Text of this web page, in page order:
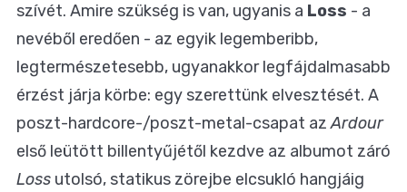
szívét. Amire szükség is van, ugyanis a Loss - a
nevéből eredően - az egyik legemberibb,
legtermészetesebb, ugyanakkor legfájdalmasabb
érzést járja körbe: egy szerettünk elvesztését. A
poszt-hardcore-/poszt-metal-csapat azArdour
első leütött billentyűjétől kezdve az albumot záró
Loss utolsó, statikus zörejbe elcsukló hangjáig